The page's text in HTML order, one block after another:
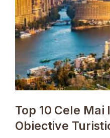
Top 10 Cele
Obiective